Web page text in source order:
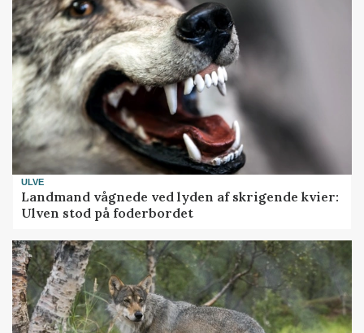
ULVE
Landmand vågnede ved lyden af skrigende kvier:
Ulven stod på foderbordet